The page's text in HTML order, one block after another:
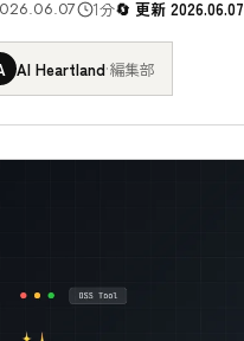
1分 更新 2026.06.07
AI Heartland·編集部